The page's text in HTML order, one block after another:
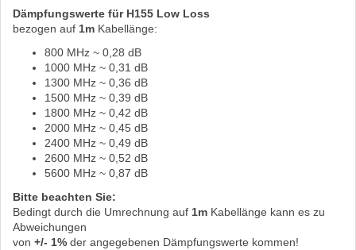
Dämpfungswerte für H155 Low Loss
bezogen auf 1m Kabellänge:
800 MHz ~ 0,28 dB
1000 MHz ~ 0,31 dB
1300 MHz ~ 0,36 dB
1500 MHz ~ 0,39 dB
1800 MHz ~ 0,42 dB
2000 MHz ~ 0,45 dB
2400 MHz ~ 0,49 dB
2600 MHz ~ 0,52 dB
5600 MHz ~ 0,87 dB
Bitte beachten Sie:
Bedingt durch die Umrechnung auf 1m Kabellänge kann es zu
Abweichungen
von +/- 1% der angegebenen Dämpfungswerte kommen!